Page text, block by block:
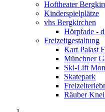
Hoftheater
Kinderspielplätze
vhs Bergkirchen
Hörpfade -
Freizeitgestaltung
Kart Palast
Münchner
Ski-Lift
Skatepark
Räuber